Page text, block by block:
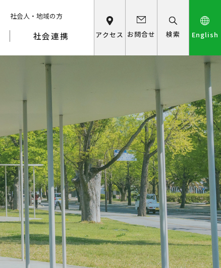
社会連携
社会人・地域の方
アクセス お問合せ 検索 English